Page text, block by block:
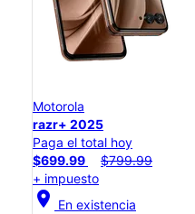
Motorola
razr+ 2025
Paga el total hoy
$699.99
$799.99
+ impuesto
location_on En existencia